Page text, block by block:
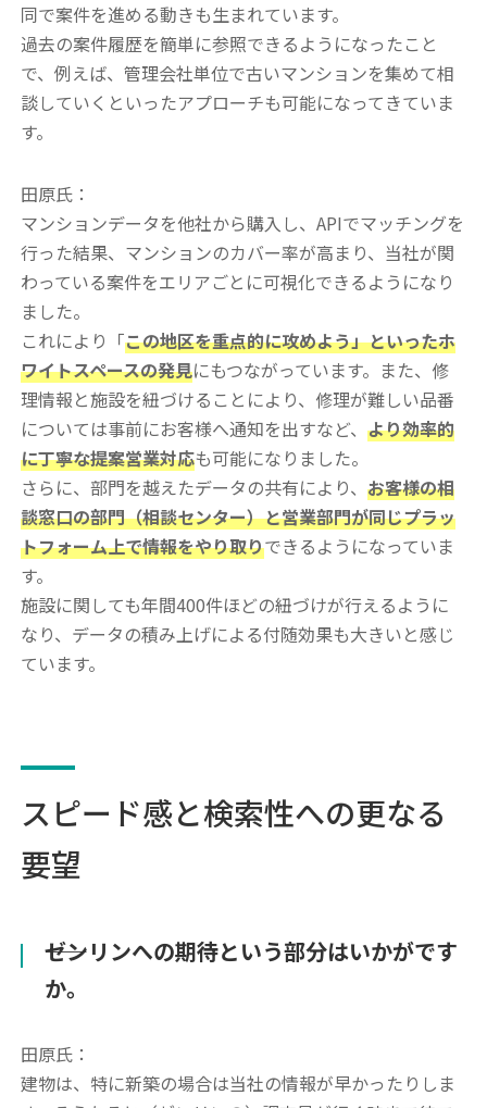
同で案件を進める動きも生まれています。
過去の案件履歴を簡単に参照できるようになったこと
で、例えば、管理会社単位で古いマンションを集めて相
談していくといったアプローチも可能になってきていま
す。
田原氏：
マンションデータを他社から購入し、APIでマッチングを
行った結果、マンションのカバー率が高まり、当社が関
わっている案件をエリアごとに可視化できるようになり
ました。
これにより「この地区を重点的に攻めよう」といったホ
ワイトスペースの発見にもつながっています。また、修
理情報と施設を紐づけることにより、修理が難しい品番
については事前にお客様へ通知を出すなど、より効率的
に丁寧な提案営業対応も可能になりました。
さらに、部門を越えたデータの共有により、お客様の相
談窓口の部門（相談センター）と営業部門が同じプラッ
トフォーム上で情報をやり取りできるようになっていま
す。
施設に関しても年間400件ほどの紐づけが行えるように
なり、データの積み上げによる付随効果も大きいと感じ
ています。
スピード感と検索性への更なる
要望
――ゼンリンへの期待という部分はいかがです
か。
田原氏：
建物は、特に新築の場合は当社の情報が早かったりしま